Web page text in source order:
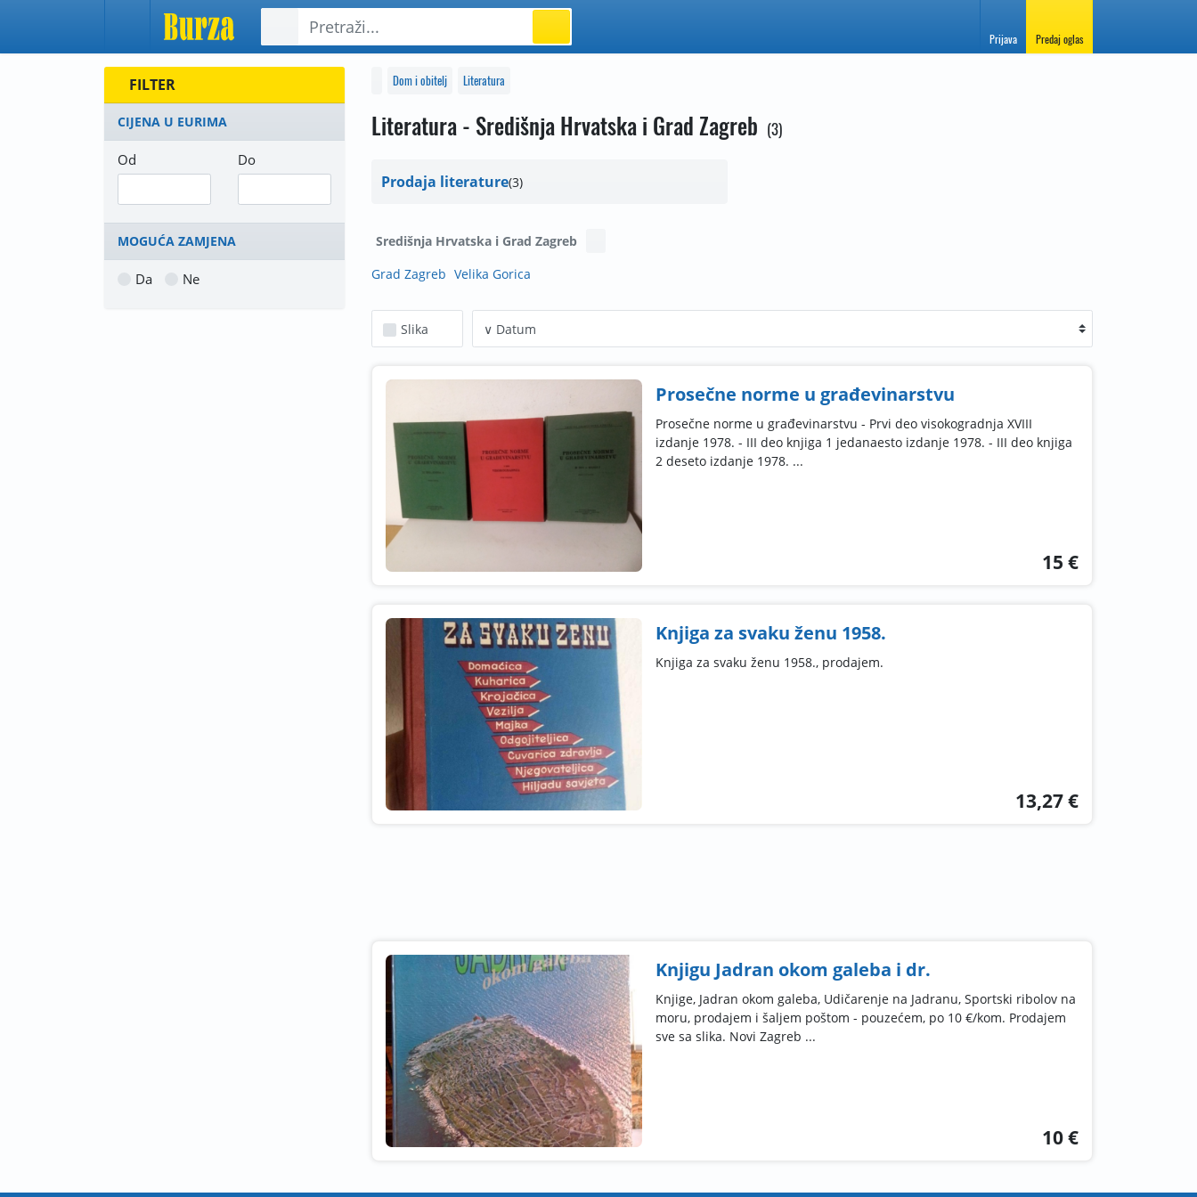
Prijava Predaj oglas
FILTER
CIJENA U EURIMA
Od Do
MOGUĆA ZAMJENA
Da Ne
Dom i obitelj Literatura
Literatura - Središnja Hrvatska i Grad Zagreb 3
Prodaja literature 3
Središnja Hrvatska i Grad Zagreb
Grad Zagreb Velika Gorica
Slika
Prosečne norme u građevinarstvu
Prosečne norme u građevinarstvu - Prvi deo visokogradnja XVIII
izdanje 1978. - III deo knjiga 1 jedanaesto izdanje 1978. - III deo knjiga
2 deseto izdanje 1978. ...
15 €
Knjiga za svaku ženu 1958.
Knjiga za svaku ženu 1958., prodajem.
13,27 €
Knjigu Jadran okom galeba i dr.
Knjige, Jadran okom galeba, Udičarenje na Jadranu, Sportski ribolov na
moru, prodajem i šaljem poštom - pouzećem, po 10 €/kom. Prodajem
sve sa slika. Novi Zagreb ...
10 €